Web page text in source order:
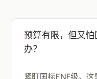
预算有限，但又
办？
紧盯国标ENF级。